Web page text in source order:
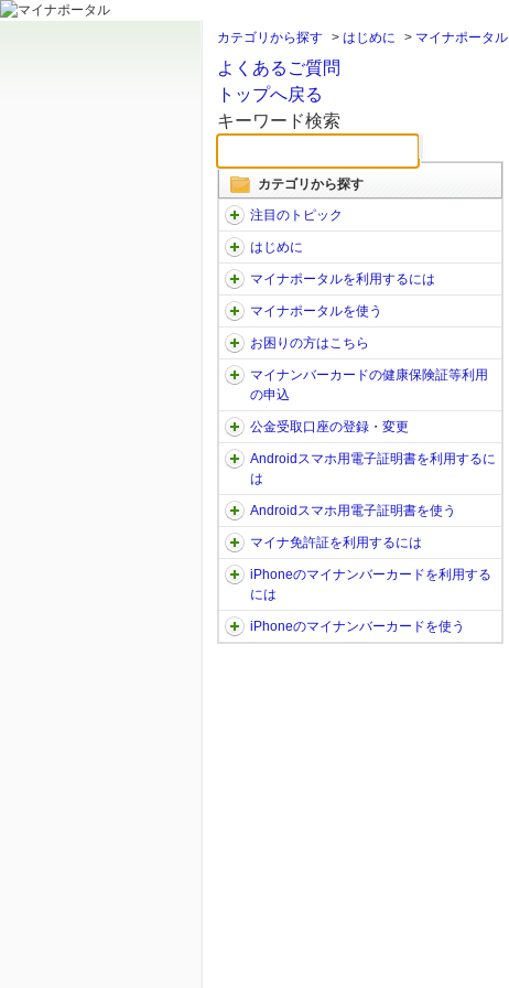
カテゴリから探す > はじめに > マイナポータル
よくあるご質問
トップへ戻る
キーワード検索
カテゴリから探す
注目のトピック
はじめに
マイナポータルを利用するには
マイナポータルを使う
お困りの方はこちら
マイナンバーカードの健康保険証等利用
の申込
公金受取口座の登録・変更
Androidスマホ用電子証明書を利用するに
は
Androidスマホ用電子証明書を使う
マイナ免許証を利用するには
iPhoneのマイナンバーカードを利用する
には
iPhoneのマイナンバーカードを使う